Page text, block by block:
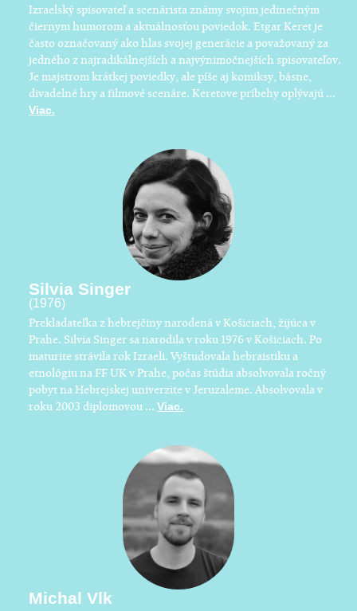
Izraelský spisovateľ a scenárista známy svojim jedinečným
čiernym humorom a aktuálnosťou poviedok. Etgar Keret je
často označovaný ako hlas svojej generácie a považovaný za
jedného z najradikálnejších a najvýnimočnejších spisovateľov.
Je majstrom krátkej poviedky, ale píše aj komiksy, básne,
divadelné hry a filmové scenáre. Keretove príbehy oplývajú ...
Viac.
Silvia Singer
(1976)
Prekladateľka z hebrejčiny narodená v Košiciach, žijúca v
Prahe. Silvia Singer sa narodila v roku 1976 v Košiciach. Po
maturite strávila rok Izraeli. Vyštudovala hebraistiku a
etnológiu na FF UK v Prahe, počas štúdia absolvovala ročný
pobyt na Hebrejskej univerzite v Jeruzaleme. Absolvovala v
roku 2003 diplomovou ...Viac.
Michal Vlk